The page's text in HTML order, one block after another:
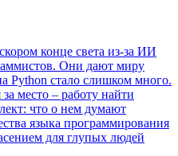
конце света из-за ИИ
Они дают миру
Python стало слишком много.
место – работу найти
что о нем думают
языка программирования
для глупых людей